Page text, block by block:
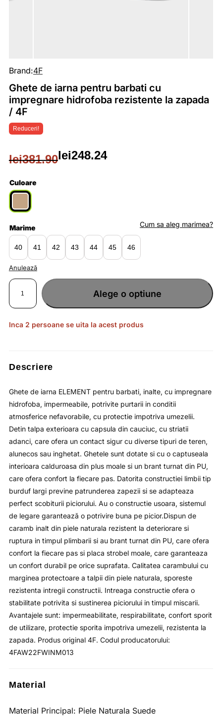
Reduceri!
Brand:4F
Ghete de iarna pentru barbati cu
impregnare hidrofoba rezistente la zapada
/ 4F
lei381.90
Prețul
inițial
a
fost:
lei381.90.
lei248.24
Prețul
curent
este:
lei248.24.
Culoare
Marime
40 41 42 43 44 45 46
Anulează
Cum sa aleg marimea?
Cantitate
pentru
barbati
impregnare
hidrofoba
Alege o optiune
Inca 2 persoane se uita la acest produs
Descriere
Ghete de iarna ELEMENT pentru barbati, inalte, cu impregnare
hidrofoba, impermeabile, potrivite purtarii in conditii
atmosferice nefavorabile, cu protectie impotriva umezelii.
Detin talpa exterioara cu capsula din cauciuc, cu striatii
adanci, care ofera un contact sigur cu diverse tipuri de teren,
alunecos sau inghetat. Ghetele sunt dotate si cu o captuseala
interioara calduroasa din plus moale si un brant turnat din PU,
care ofera confort la fiecare pas. Datorita constructiei limbii tip
burduf largi previne patrunderea zapezii si se adapteaza
perfect scobiturii piciorului. Au o constructie usoara, sistemul
de legare garantează o potrivire buna pe picior.Dispun de
caramb inalt din piele naturala rezistent la deteriorare si
ruptura in timpul plimbarii si au brant turnat din PU, care ofera
confort la fiecare pas si placa strobel moale, care garanteaza
un confort durabil pe orice suprafata. Calitatea carambului cu
marginea protectoare a talpii din piele naturala, sporeste
rezistenta intregii constructii. Intreaga constructie ofera o
stabilitate potrivita si sustinerea piciorului in timpul miscarii.
Avantajele sunt: impermeabilitate, respirabilitate, confort sporit
de utilizare, protectie sporita impotriva umezelii, rezistenta la
zapada. Produs original 4F. Codul producatorului:
4FAW22FWINM013
Material
Material Principal: Piele Naturala Suede